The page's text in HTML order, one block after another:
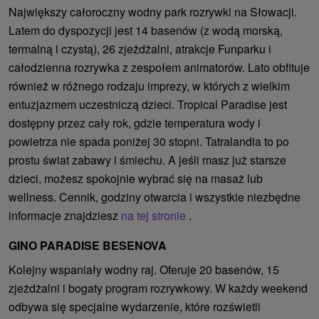
Największy całoroczny wodny park rozrywki na Słowacji.
Latem do dyspozycji jest 14 basenów (z wodą morską,
termalną i czystą), 26 zjeżdżalni, atrakcje Funparku i
całodzienna rozrywka z zespołem animatorów. Lato obfituje
również w różnego rodzaju imprezy, w których z wielkim
entuzjazmem uczestniczą dzieci. Tropical Paradise jest
dostępny przez cały rok, gdzie temperatura wody i
powietrza nie spada poniżej 30 stopni. Tatralandia to po
prostu świat zabawy i śmiechu. A jeśli masz już starsze
dzieci, możesz spokojnie wybrać się na masaż lub
wellness. Cennik, godziny otwarcia i wszystkie niezbędne
informacje znajdziesz na tej stronie .
GINO PARADISE BESENOVA
Kolejny wspaniały wodny raj. Oferuje 20 basenów, 15
zjeżdżalni i bogaty program rozrywkowy. W każdy weekend
odbywa się specjalne wydarzenie, które rozświetli